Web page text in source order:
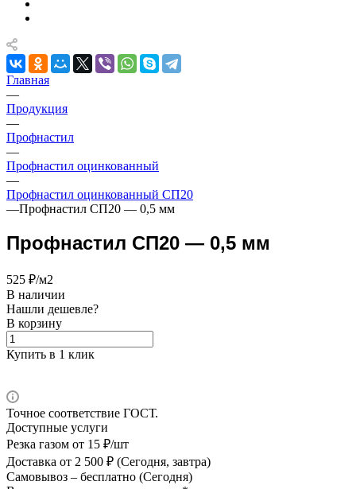
Главная
—
Продукция
—
Профнастил
—
Профнастил оцинкованный
—
Профнастил оцинкованный СП20
—Профнастил СП20 — 0,5 мм
Профнастил СП20 — 0,5 мм
525 ₽/м2
В наличии
Нашли дешевле?
В корзину
Купить в 1 клик
Точное соответствие ГОСТ.
Доступные услуги
Резка газом от 15 ₽/шт
Доставка от 2 500 ₽ (Сегодня, завтра)
Самовывоз – бесплатно (Сегодня)